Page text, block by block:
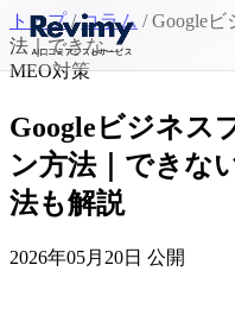
トップ / コラム / Google
法｜できな...
MEO対策
Googleビジネス
ン方法｜できな
法も解説
2026年05月20日 公開